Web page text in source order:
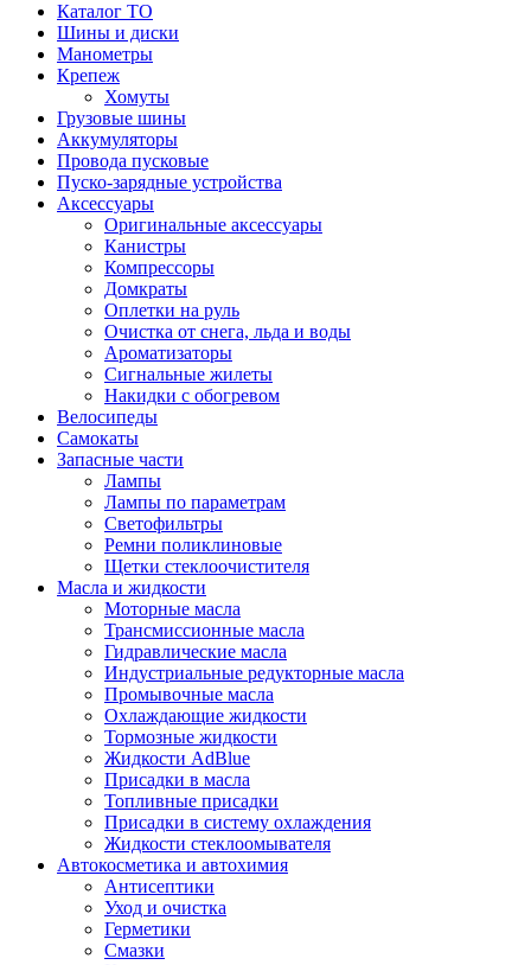
Каталог ТО
Шины и диски
Манометры
Крепеж
Хомуты
Грузовые шины
Аккумуляторы
Провода пусковые
Пуско-зарядные устройства
Аксессуары
Оригинальные аксессуары
Канистры
Компрессоры
Домкраты
Оплетки на руль
Очистка от снега, льда и воды
Ароматизаторы
Сигнальные жилеты
Накидки с обогревом
Велосипеды
Самокаты
Запасные части
Лампы
Лампы по параметрам
Светофильтры
Ремни поликлиновые
Щетки стеклоочистителя
Масла и жидкости
Моторные масла
Трансмиссионные масла
Гидравлические масла
Индустриальные редукторные масла
Промывочные масла
Охлаждающие жидкости
Тормозные жидкости
Жидкости AdBlue
Присадки в масла
Топливные присадки
Присадки в систему охлаждения
Жидкости стеклоомывателя
Автокосметика и автохимия
Антисептики
Уход и очистка
Герметики
Смазки